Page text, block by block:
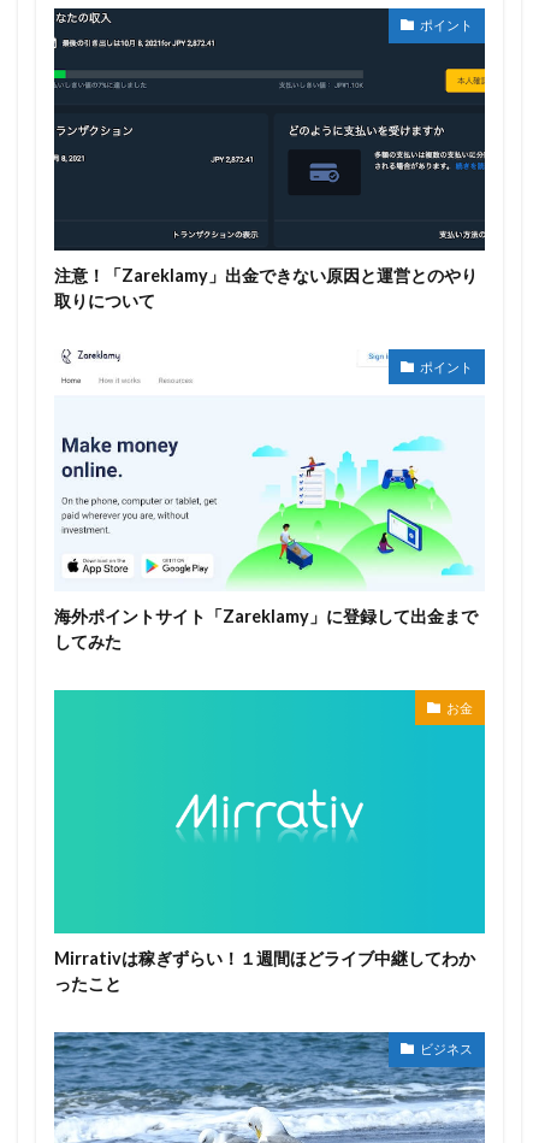
ポイント
注意！「Zareklamy」出金できない原因と運営とのやり
取りについて
ポイント
海外ポイントサイト「Zareklamy」に登録して出金まで
してみた
お金
Mirrativは稼ぎずらい！１週間ほどライブ中継してわか
ったこと
ビジネス